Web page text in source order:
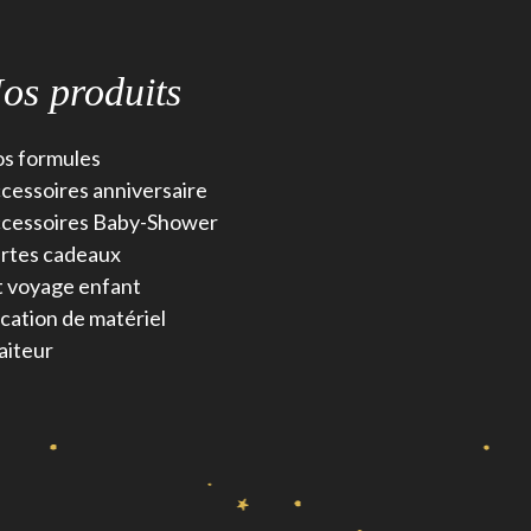
produits
formules
anniversaire
Baby-Shower
cadeaux
voyage enfant
de matériel